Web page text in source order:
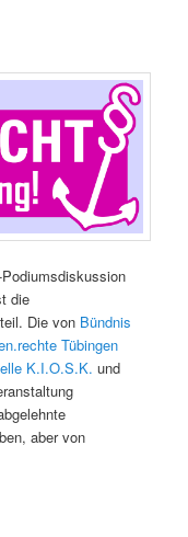
die
Die von Bündnis
Tübingen
K.I.O.S.K. und
aber von